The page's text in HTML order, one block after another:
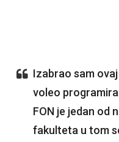
Izabrao sam
voleo
FON je jedan od
fakulteta u tom